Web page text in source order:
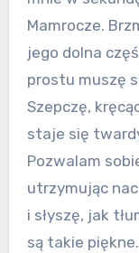
Mamrocze.
jego dolna
prostu muszę
Szepczę,
staje się
Pozwalam
utrzymując
i słyszę, jak
są takie